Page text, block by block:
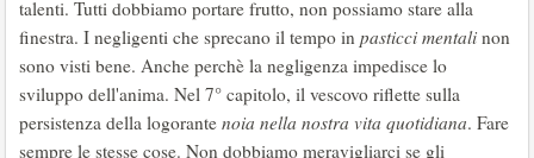
talenti. Tutti dobbiamo portare frutto, non possiamo stare alla
finestra. I negligenti che sprecano il tempo in pasticci mentali non
sono visti bene. Anche perchè la negligenza impedisce lo
sviluppo dell'anima. Nel 7° capitolo, il vescovo riflette sulla
persistenza della logorante noia nella nostra vita quotidiana. Fare
sempre le stesse cose. Non dobbiamo meravigliarci se gli